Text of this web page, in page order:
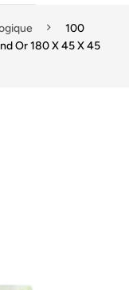
100
Or 180 X 45 X 45